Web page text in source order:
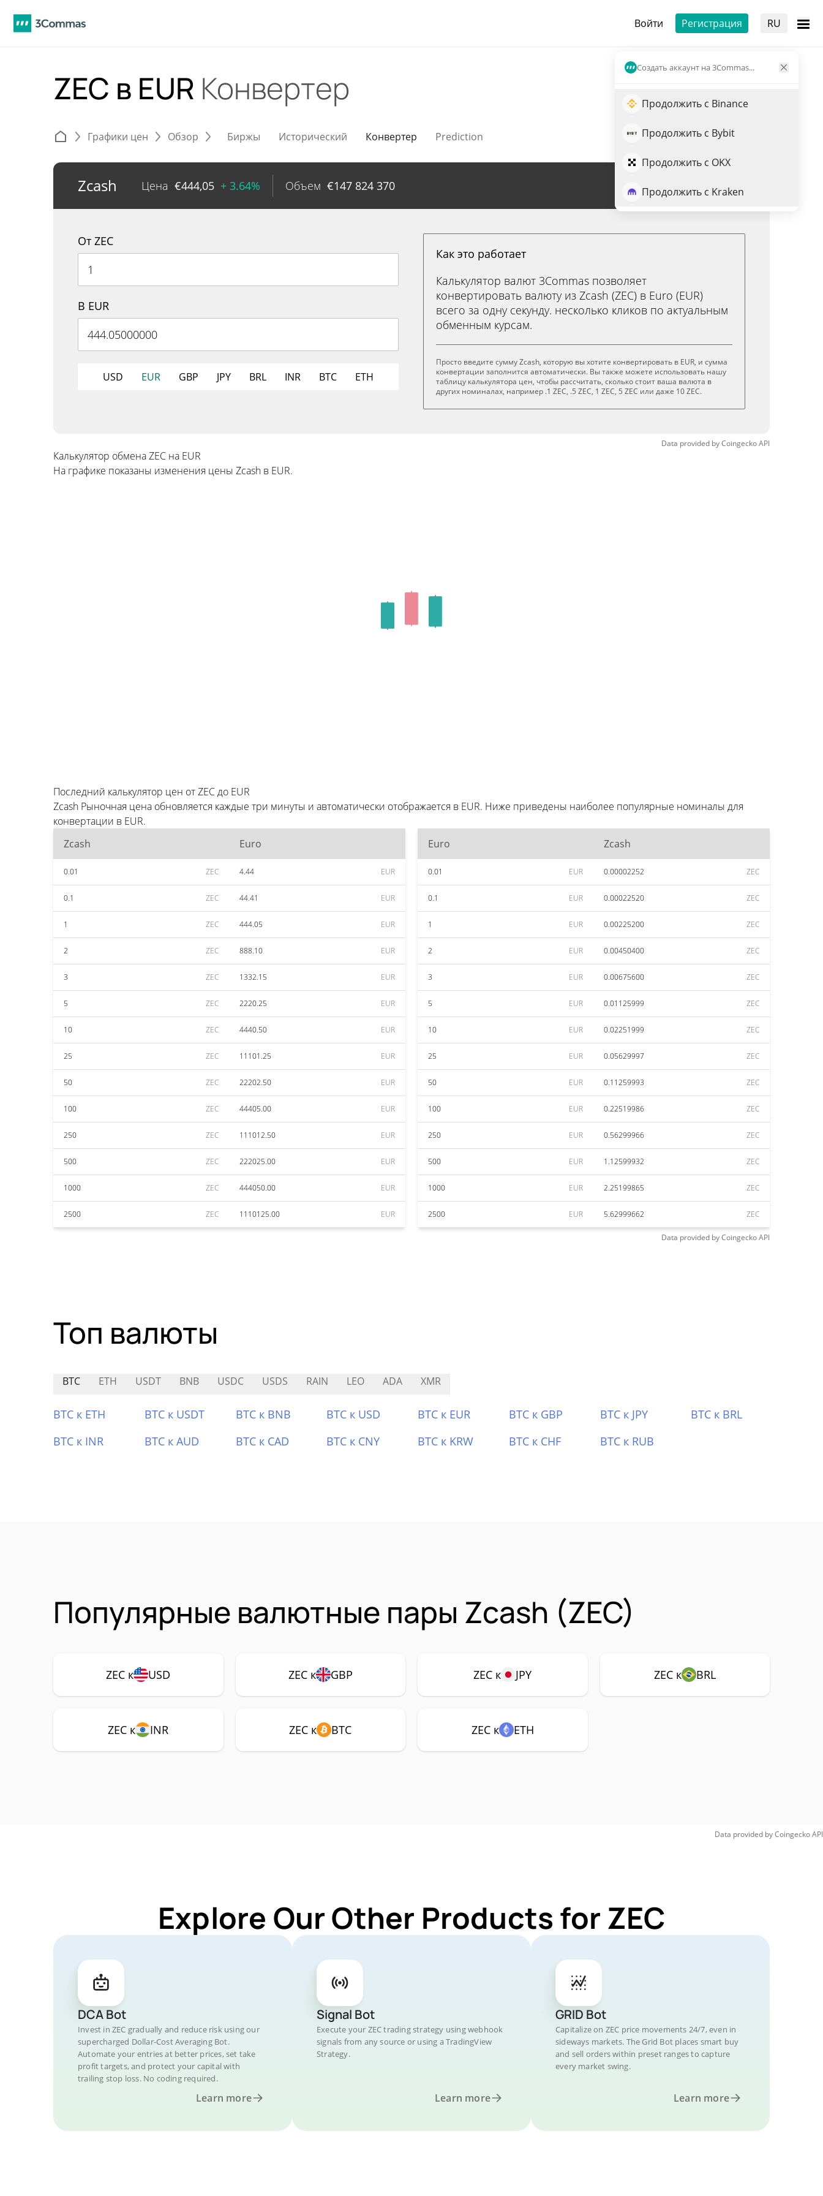
Войти Регистрация RU
Создать аккаунт на 3Commas...
Продолжить с Binance
Продолжить с Bybit
Продолжить с OKX
Продолжить с Kraken
ZEC в EUR Конвертер
Графики цен Обзор Биржы Исторический Конвертер Prediction
Zcash Цена €444,05 + 3.64% Объем €147 824 370 Торговля ZEC
От ZEC
В EUR
USD EUR GBP JPY BRL INR BTC ETH
Как это работает
Калькулятор валют 3Commas позволяет
конвертировать валюту из Zcash (ZEC) в Euro (EUR)
всего за одну секунду. несколько кликов по актуальным
обменным курсам.
Просто введите сумму Zcash, которую вы хотите конвертировать в EUR, и сумма
конвертации заполнится автоматически. Вы также можете использовать нашу
таблицу калькулятора цен, чтобы рассчитать, сколько стоит ваша валюта в
других номиналах, например .1 ZEC, .5 ZEC, 1 ZEC, 5 ZEC или даже 10 ZEC.
Data provided byCoingeckoAPI
Калькулятор обмена ZEC на EUR
На графике показаны изменения цены Zcash в EUR.
Последний калькулятор цен от ZEC до EUR
Zcash Рыночная цена обновляется каждые три минуты и автоматически отображается в EUR. Ниже приведены наиболее популярные номиналы для
конвертации в EUR.
Zcash
Euro
0.01 ZEC 4.44 EUR
0.1 ZEC 44.41 EUR
1 ZEC 444.05 EUR
2 ZEC 888.10 EUR
3 ZEC 1332.15 EUR
5 ZEC 2220.25 EUR
10 ZEC 4440.50 EUR
25 ZEC 11101.25 EUR
50 ZEC 22202.50 EUR
100 ZEC 44405.00 EUR
250 ZEC 111012.50 EUR
500 ZEC 222025.00 EUR
1000 ZEC 444050.00 EUR
2500 ZEC 1110125.00 EUR
Euro Zcash
0.01 EUR 0.00002252 ZEC
0.1 EUR 0.00022520 ZEC
1 EUR 0.00225200 ZEC
2 EUR 0.00450400 ZEC
3 EUR 0.00675600 ZEC
5 EUR 0.01125999 ZEC
10 EUR 0.02251999 ZEC
25 EUR 0.05629997 ZEC
50 EUR 0.11259993 ZEC
100 EUR 0.22519986 ZEC
250 EUR 0.56299966 ZEC
500 EUR 1.12599932 ZEC
1000 EUR 2.25199865 ZEC
2500 EUR 5.62999662 ZEC
Data provided byCoingeckoAPI
Топ валюты
BTC ETH USDT BNB USDC USDS RAIN LEO ADA XMR
BTC к ETH BTC к USDT BTC к BNB BTC к USD BTC к EUR BTC к GBP BTC к JPY
BTC к BRL
BTC к INR
BTC к AUD BTC к CAD BTC к CNY BTC к KRW BTC к CHF BTC к RUB
Популярные валютные пары Zcash (ZEC)
ZEC к USD ZEC к GBP ZEC к JPY ZEC к BRL
ZEC к INR ZEC к BTC ZEC к ETH
Data provided byCoingeckoAPI
Explore Our Other Products for ZEC
DCA Bot
Invest in ZEC gradually and reduce risk using our
supercharged Dollar-Cost Averaging Bot.
Automate your entries at better prices, set take
profit targets, and protect your capital with
trailing stop loss. No coding required.
Learn more
Signal Bot
Execute your ZEC trading strategy using webhook
signals from any source or using a TradingView
Strategy.
Learn more
GRID Bot
Capitalize on ZEC price movements 24/7, even in
sideways markets. The Grid Bot places smart buy
and sell orders within preset ranges to capture
every market swing.
Learn more